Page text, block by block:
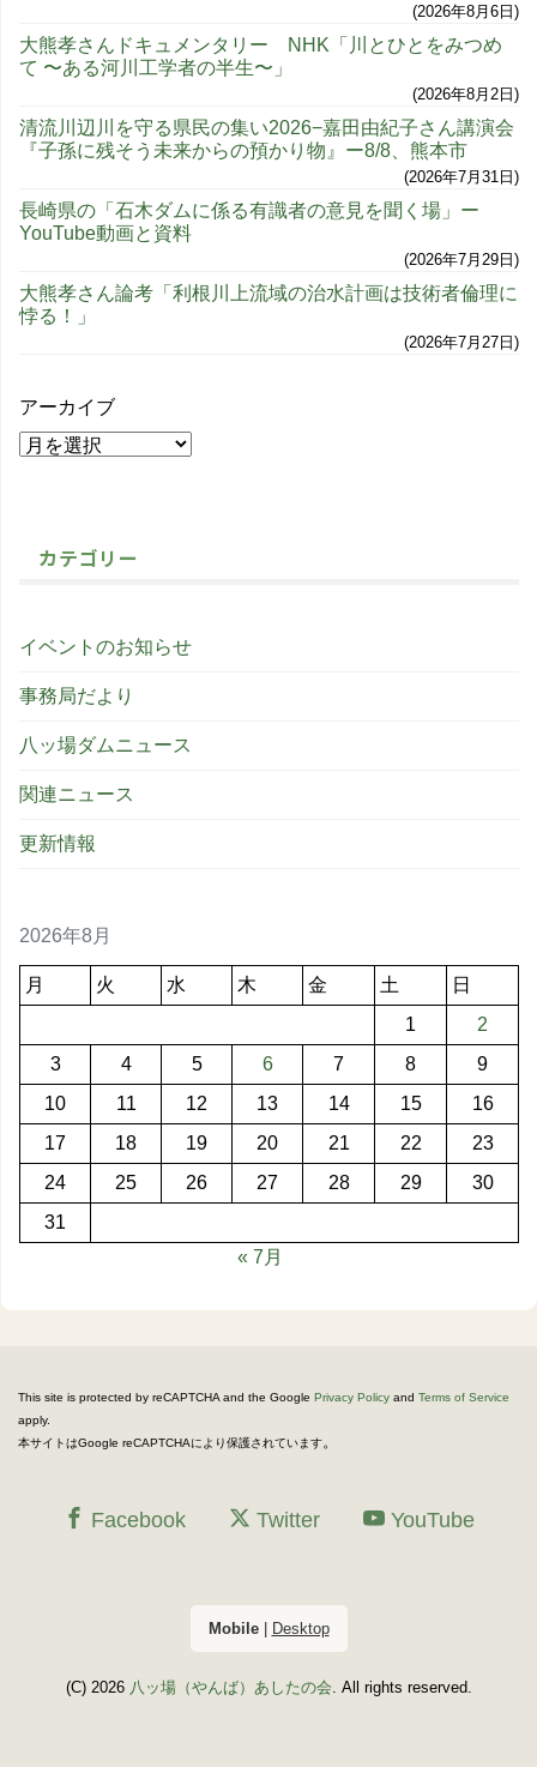
2026年8月6日
大熊孝さんドキュメンタリー NHK「川とひとをみつめ
て 〜ある河川工学者の半生〜」
2026年8月2日
清流川辺川を守る県民の集い2026−嘉田由紀子さん講演会
『子孫に残そう未来からの預かり物』ー8/8、熊本市
2026年7月31日
長崎県の「石木ダムに係る有識者の意見を聞く場」ー
YouTube動画と資料
2026年7月29日
大熊孝さん論考「利根川上流域の治水計画は技術者倫理に
悖る！」
2026年7月27日
アーカイブ
カテゴリー
イベントのお知らせ
事務局だより
八ッ場ダムニュース
関連ニュース
更新情報
2026年8月
月 火 水 木 金 土
日
1
2
3
4 5 6 7 8
9
10
11 12 13 14 15
16
17
18 19 20 21 22
23
24
25 26 27 28 29
30
31
« 7月
This site is protected by reCAPTCHA and the Google Privacy Policy and Terms of Service
apply.
本サイトはGoogle reCAPTCHAにより保護されています。
Facebook Twitter YouTube
Mobile| Desktop
(C) 2026 八ッ場（やんば）あしたの会 . All rights reserved.